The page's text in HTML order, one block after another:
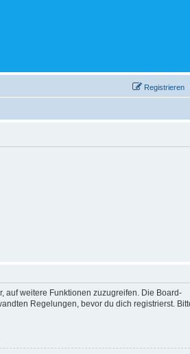
Registrieren
auf weitere Funktionen zuzugreifen. Die Board-
Regelungen, bevor du dich registrierst.